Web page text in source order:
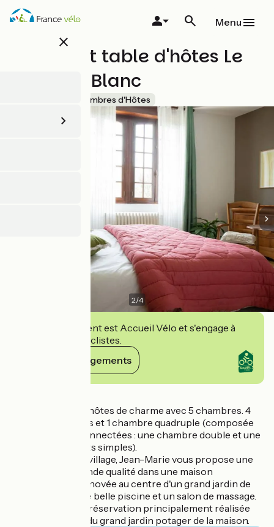
Aller
au
close
Menu
Maison et table d'hôtes Le
Camélia Blanc
Chambres d'Hôtes
2/4
Cet établissement est Accueil Vélo et s'engage à
accueillir des cyclistes.
Voir ses engagements
Maison et table d'hôtes de charme avec 5 chambres. 4
chambres doubles et 1 chambre quadruple (composée
de 2 chambres connectées : une chambre double et une
chambre avec 2 lits simples).
En plein cœur du village, Jean-Marie vous propose une
prestation de grande qualité dans une maison
complètement rénovée au centre d'un grand jardin de
2500 m2 avec une belle piscine et un salon de massage.
Table d'hôtes sur réservation principalement réalisée
avec les légumes du grand jardin potager de la maison.